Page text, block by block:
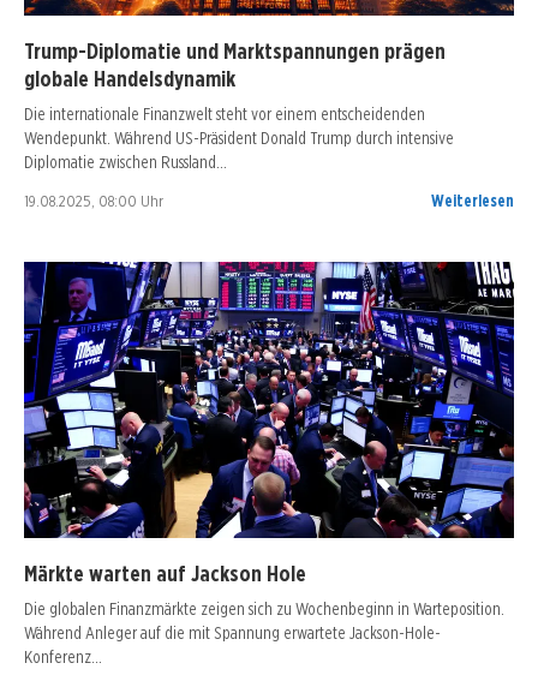
Trump-Diplomatie und Marktspannungen prägen
globale Handelsdynamik
Die internationale Finanzwelt steht vor einem entscheidenden
Wendepunkt. Während US-Präsident Donald Trump durch intensive
Diplomatie zwischen Russland…
19.08.2025, 08:00 Uhr Weiterlesen
Märkte warten auf Jackson Hole
Die globalen Finanzmärkte zeigen sich zu Wochenbeginn in Warteposition.
Während Anleger auf die mit Spannung erwartete Jackson-Hole-
Konferenz…